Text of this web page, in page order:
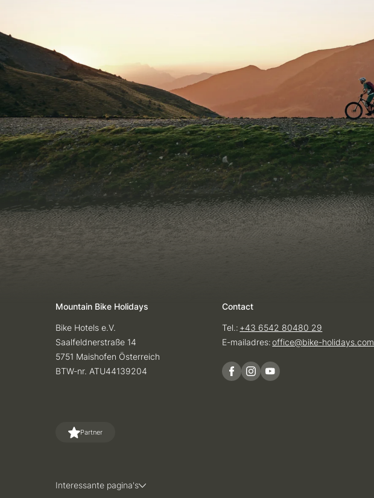
Mountain Bike Holidays
Bike Hotels e.V.
Saalfeldnerstraße 14
5751 Maishofen Österreich
BTW-nr. ATU44139204
Contact
Tel.: +43 6542 80480 29
E-mailadres: office@bike-holidays.com
Partner
Interessante pagina's